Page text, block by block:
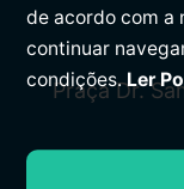
Praça Dr.
de acordo com a
continuar
condições.Ler